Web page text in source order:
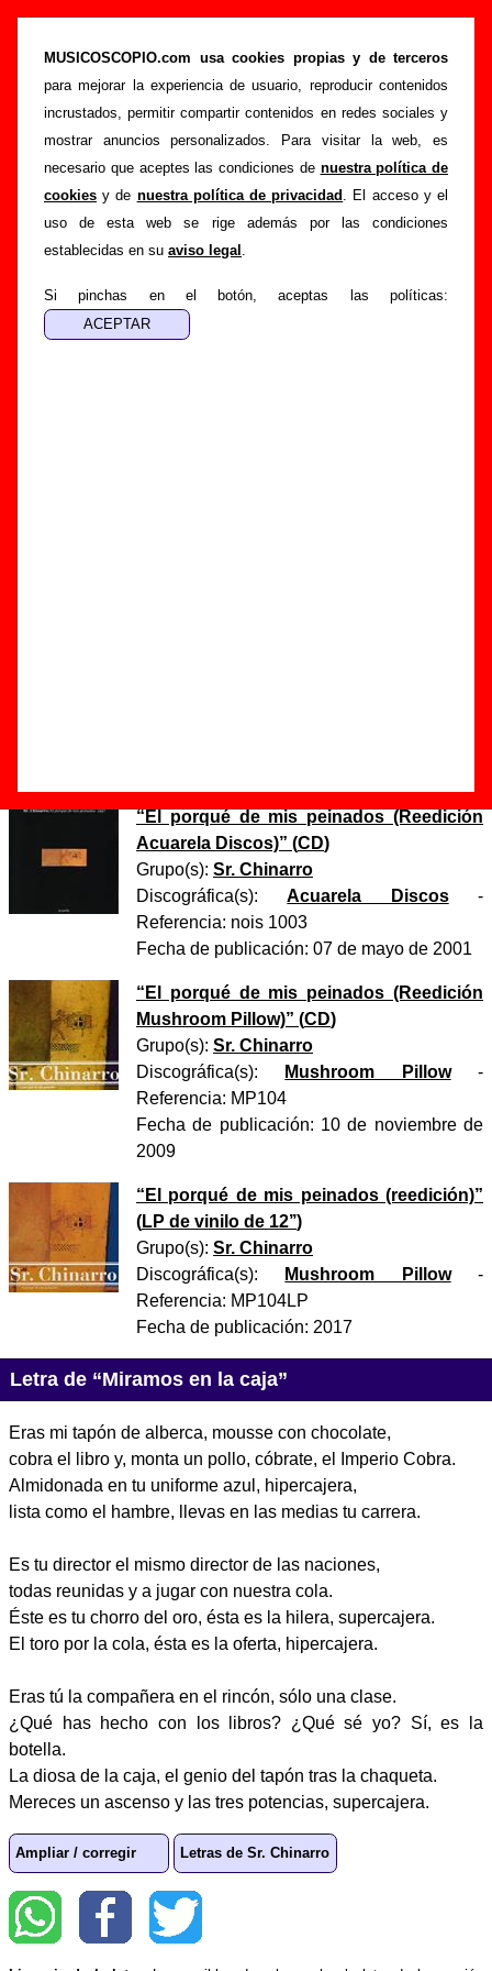
MUSICOSCOPIO.com usa cookies propias y de terceros
para mejorar la experiencia de usuario, reproducir contenidos
incrustados, permitir compartir contenidos en redes sociales y
mostrar anuncios personalizados. Para visitar la web, es
necesario que aceptes las condiciones de nuestra política de
cookies y de nuestra política de privacidad . El acceso y el
uso de esta web se rige además por las condiciones
establecidas en su aviso legal .
Si pinchas en el botón, aceptas las políticas:
“Miramos en la caja”, canción de Sr. Chinarro
(Letra e información)
Portada >Sr. Chinarro >Canciones >Miramos en la caja
Esta página pretende recopilar todo tipo de información
sobre lacanción "Miramos en la caja " interpretada por
Chinarro. Además de su letra, también aparecerá
información sobre el autor o los autores, sobre los discos en
los que está incluido este tema, sobre la grabación del
encuentras errores o tienes información adicional, puedes
ayudar a
completar esta información
“ El porqué de mis peinados (Reedición
Acuarela Discos)” (CD)
Grupo(s): Sr. Chinarro
Discográfica(s):Acuarela Discos-
Referencia: nois 1003
Fecha de publicación: 07 de mayo de 2001
“ El porqué de mis peinados (Reedición
Mushroom Pillow)” (CD)
Grupo(s): Sr. Chinarro
Discográfica(s):
Mushroom Pillow-
Referencia: MP104
Fecha de publicación: 10 de noviembre de
2009
“ El porqué de mis peinados (reedición)”
(LP de vinilo de 12’’)
Grupo(s): Sr. Chinarro
Discográfica(s):
Mushroom Pillow-
Referencia: MP104LP
Fecha de publicación: 2017
Letra de “Miramos en la caja”
Eras mi tapón de alberca, mousse con chocolate,
cobra el libro y, monta un pollo, cóbrate, el Imperio Cobra.
Almidonada en tu uniforme azul, hipercajera,
lista como el hambre, llevas en las medias tu carrera.
Es tu director el mismo director de las naciones,
todas reunidas y a jugar con nuestra cola.
Éste es tu chorro del oro, ésta es la hilera, supercajera.
El toro por la cola, ésta es la oferta, hipercajera.
Eras tú la compañera en el rincón, sólo una clase.
¿Qué has hecho con los libros? ¿Qué sé yo? Sí, es la
botella.
La diosa de la caja, el genio del tapón tras la chaqueta.
Mereces un ascenso y las tres potencias, supercajera.
Ampliar / corregir Letras de Sr. Chinarro